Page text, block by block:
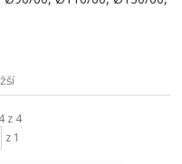
z 4
z 1